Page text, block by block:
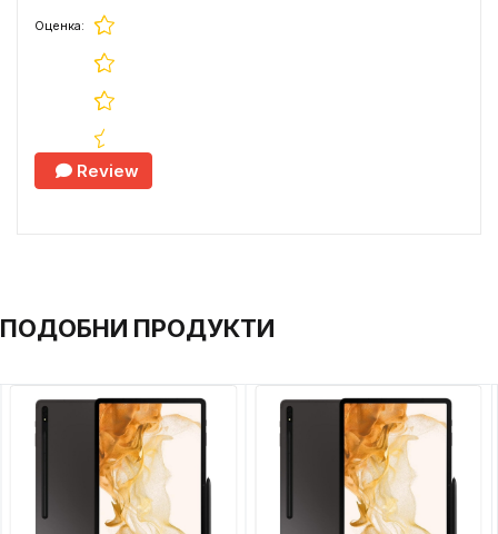
Оценка:
Review
ПОДОБНИ ПРОДУКТИ